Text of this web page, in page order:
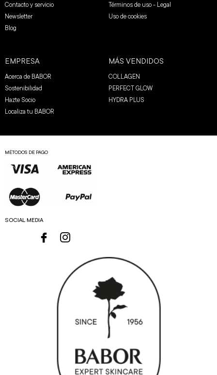
Contacto y servicio
Newsletter
Blog
Términos de uso - Legal
Uso de cookies
EMPRESA
Acerca de BABOR
Sostenibilidad
Hazte Socio
Localiza tu BABOR
MÁS VENDIDOS
COLLAGEN
PERFECT GLOW
HYDRA PLUS
MÉTODOS DE PAGO
SOCIAL MEDIA